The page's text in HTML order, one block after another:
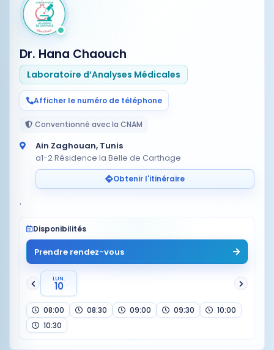
Dr. Hana Chaouch
Laboratoire d’Analyses Médicales
Afficher le numéro de téléphone
Conventionné avec la CNAM
Ain Zaghouan, Tunis
a1-2 Résidence la Belle de Carthage
Obtenir l'itinéraire
Disponibilités
Prendre rendez-vous
LUN.
10
08:00 08:30 09:00 09:30
10:00
10:30